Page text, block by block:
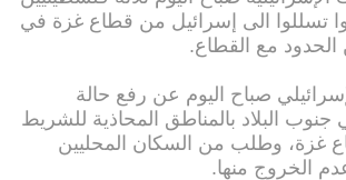
تسللوا الى إسرائيل من قطاع غزة في
مع القطاع.
صباح اليوم عن رفع حالة
جنوب البلاد بالمناطق المحاذية للشريط
غزة، وطلب من السكان المحليين
الخروج منها.